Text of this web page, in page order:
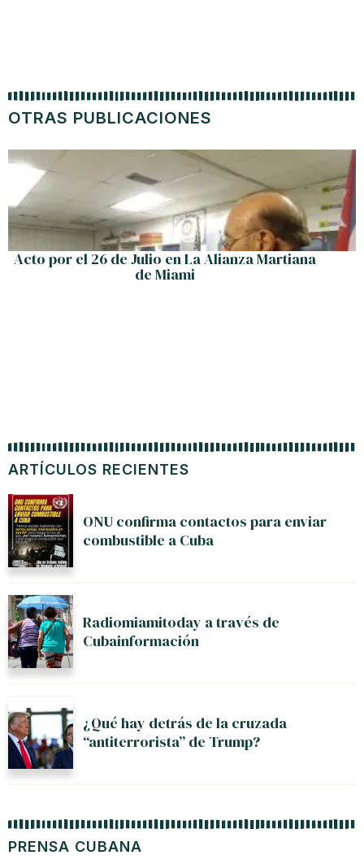
ARTÍCULOS RECIENTES
ONU confirma contactos para enviar
combustible a Cuba
Radiomiamitoday a través de
Cubainformación
¿Qué hay detrás de la cruzada
“antiterrorista” de Trump?
PRENSA CUBANA
OTRAS PUBLICACIONES
Acto por el 26 de Julio en La Alianza Martiana
de Miami